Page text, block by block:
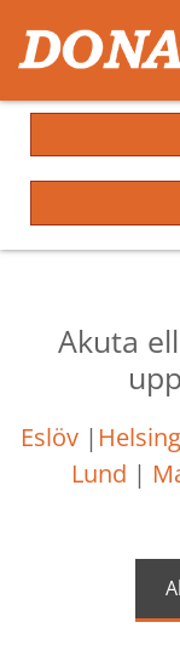
Akuta
Eslöv|
Lund |